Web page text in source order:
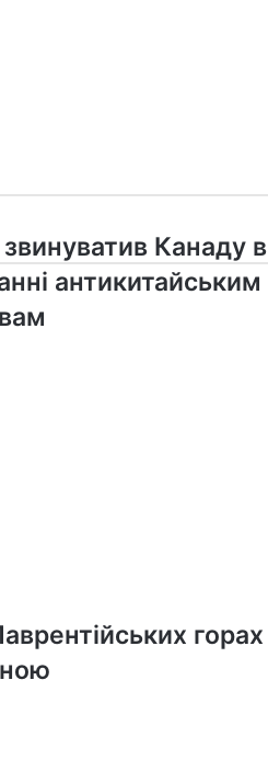
Канаду в
антикитайським
горах